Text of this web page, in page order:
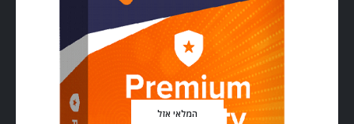
המלאי אזל